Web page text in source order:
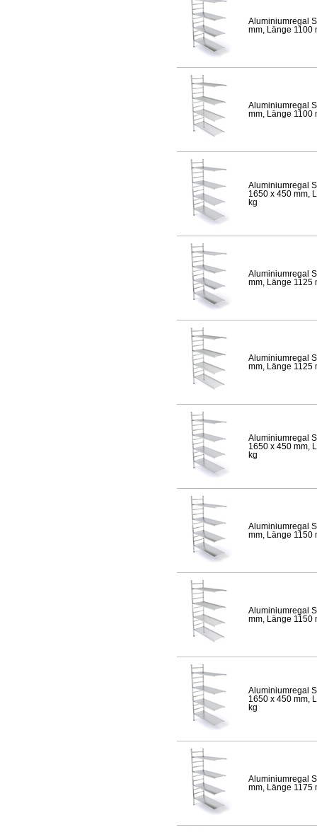
Aluminiumregal
mm, Länge 1100
Aluminiumregal
mm, Länge 1100
Aluminiumregal
1650 x 450 mm,
kg
Aluminiumregal
mm, Länge 1125
Aluminiumregal
mm, Länge 1125
Aluminiumregal
1650 x 450 mm,
kg
Aluminiumregal
mm, Länge 1150
Aluminiumregal
mm, Länge 1150
Aluminiumregal
1650 x 450 mm,
kg
Aluminiumregal
mm, Länge 1175